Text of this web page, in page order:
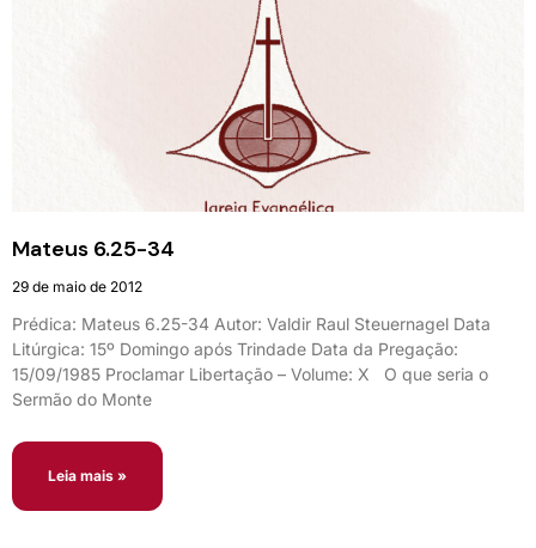
Mateus 6.25-34
29 de maio de 2012
Prédica: Mateus 6.25-34 Autor: Valdir Raul Steuernagel Data
Litúrgica: 15º Domingo após Trindade Data da Pregação:
15/09/1985 Proclamar Libertação – Volume: X O que seria o
Sermão do Monte
Leia mais »